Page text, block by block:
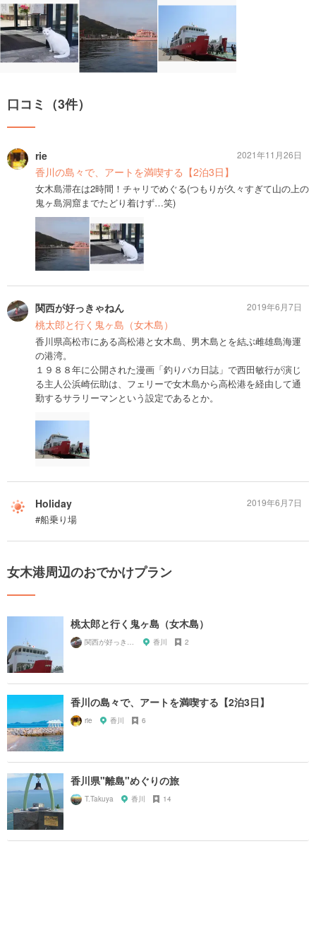
口コミ（3件）
rie
香川の島々で、アートを満喫する【2泊3日】
女木島滞在は2時間！チャリでめぐる(つもりが久々すぎて山の上の
鬼ヶ島洞窟までたどり着けず…笑)
2021年11月26日
関西が好っきゃねん
桃太郎と行く鬼ヶ島（女木島）
香川県高松市にある高松港と女木島、男木島とを結ぶ雌雄島海運
の港湾。
１９８８年に公開された漫画「釣りバカ日誌」で西田敏行が演じ
る主人公浜崎伝助は、フェリーで女木島から高松港を経由して通
勤するサラリーマンという設定であるとか。
2019年6月7日
Holiday
#船乗り場
2019年6月7日
女木港周辺のおでかけプラン
桃太郎と行く鬼ヶ島（女木島）
関西が好っきゃねん 香川 2
香川の島々で、アートを満喫する【2泊3日】
rie 香川 6
香川県"離島"めぐりの旅
T.Takuya 香川 14